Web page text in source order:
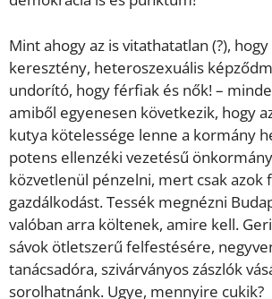
Mint ahogy az is vitathatatlan (?),
keresztény, heteroszexuális
undorító, hogy férfiak és nők! –
amiből egyenesen következik, hogy
kutya kötelessége lenne a kormány
potens ellenzéki vezetésű
közvetlenül pénzelni, mert csak azok
gazdálkodást. Tessék megnézni
valóban arra költenek, amire kell.
sávok ötletszerű felfestésére,
tanácsadóra, szivárványos zászlók
sorolhatnánk. Ugye, mennyire cukik?